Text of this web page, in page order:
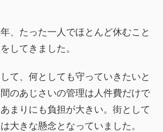
、たった一人でほとんど休むこと
してきました。
て、何としても守っていきたいと
のあじさいの管理は人件費だけで
まりにも負担が大きい。街として
大きな懸念となっていました。